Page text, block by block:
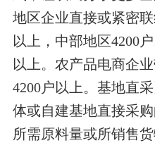
地区企业直接或紧密
以上，中部地区4200
以上。 农产品电商企
4200户以上。 基地直采
体或自建基地直接采
所需原料量或所销售